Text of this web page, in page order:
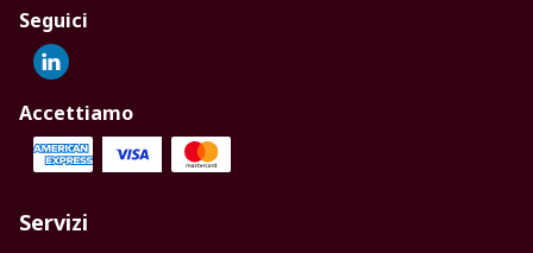
Seguici
Accettiamo
Servizi